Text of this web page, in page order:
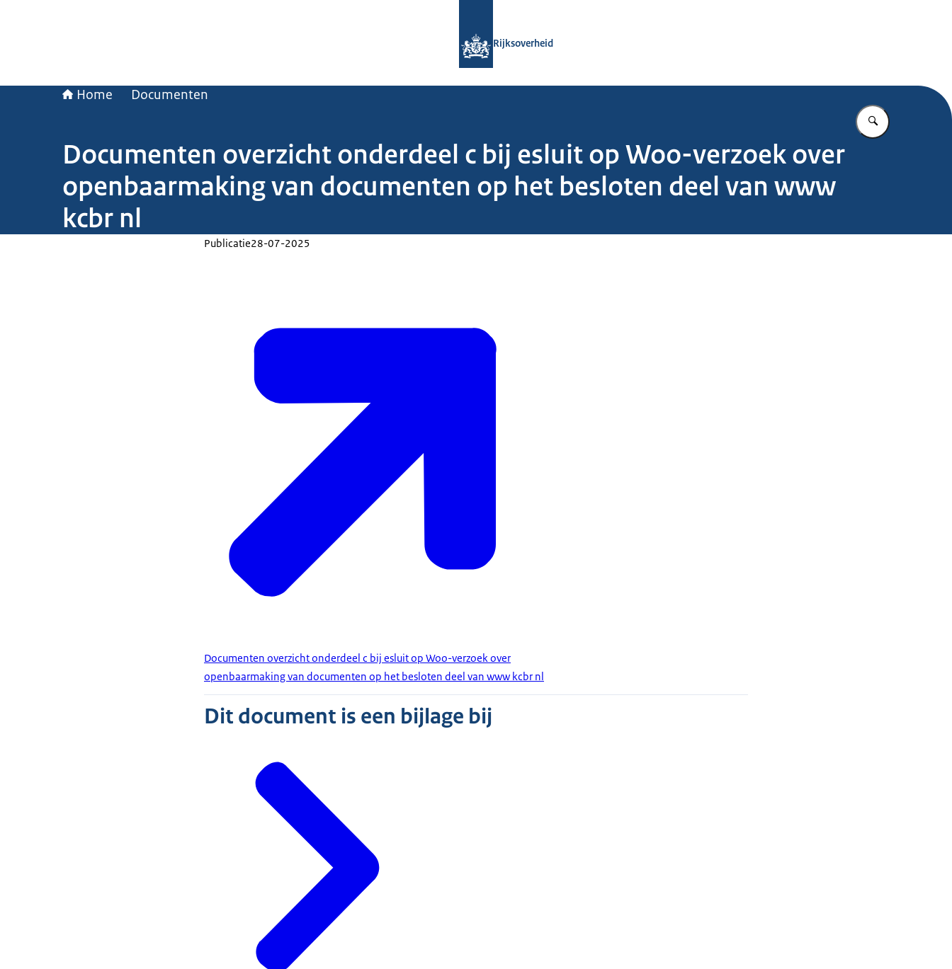
Rijksoverheid
Home Documenten
Vul in wat u
Documenten overzicht onderdeel c bij esluit op Woo-verzoek over
openbaarmaking van documenten op het besloten deel van www
kcbr nl
Publicatie28-07-2025
Documenten overzicht onderdeel c bij esluit op Woo-verzoek over
openbaarmaking van documenten op het besloten deel van www kcbr nl
Dit document is een bijlage bij